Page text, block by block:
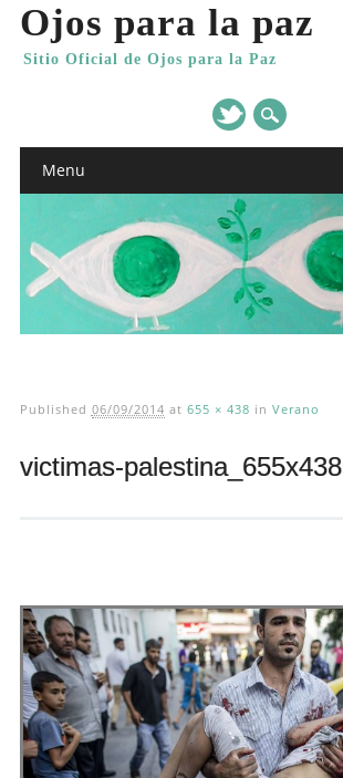
Ojos para la paz
Sitio Oficial de Ojos para la Paz
Main menu
Menu
Published 06/09/2014 at 655 × 438 in Verano
victimas-palestina_655x438